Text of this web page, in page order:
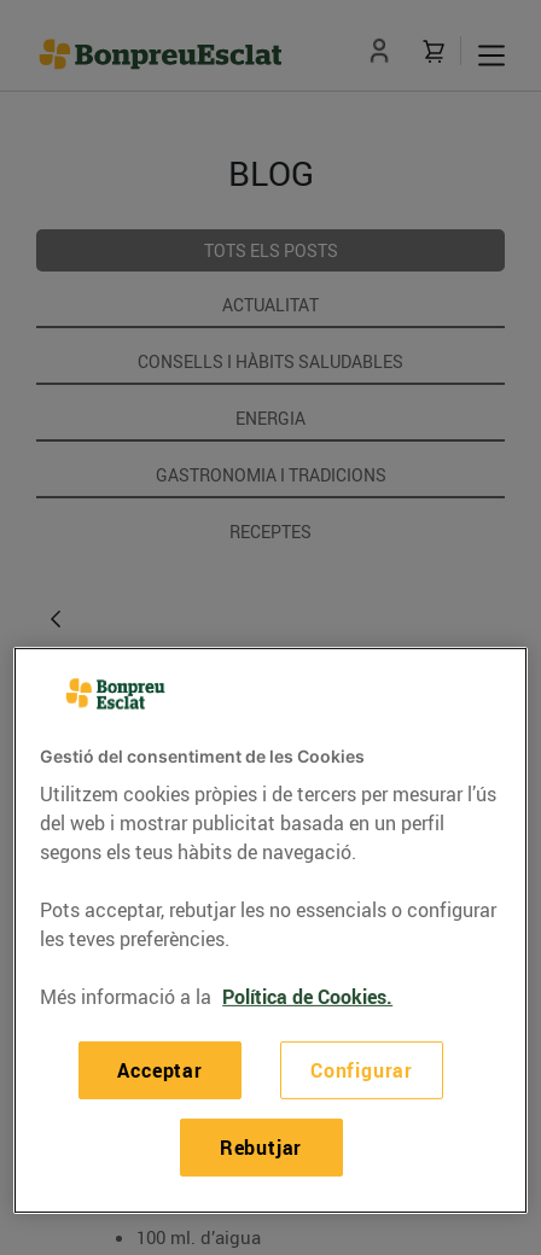
BLOG
TOTS ELS POSTS
ACTUALITAT
CONSELLS I HÀBITS SALUDABLES
ENERGIA
GASTRONOMIA I TRADICIONS
RECEPTES
Pizzes de botifarra i
albercocs
Ingredients per 4 persones:
Per a la massa de pizza:
100 ml. d’aigua
Gestió del consentiment de les Cookies
Utilitzem cookies pròpies i de tercers per mesurar l’ús
del web i mostrar publicitat basada en un perfil
segons els teus hàbits de navegació.
Pots acceptar, rebutjar les no essencials o configurar
les teves preferències.
Més informació a la Política de Cookies.
Configurar
Rebutjar
Acceptar